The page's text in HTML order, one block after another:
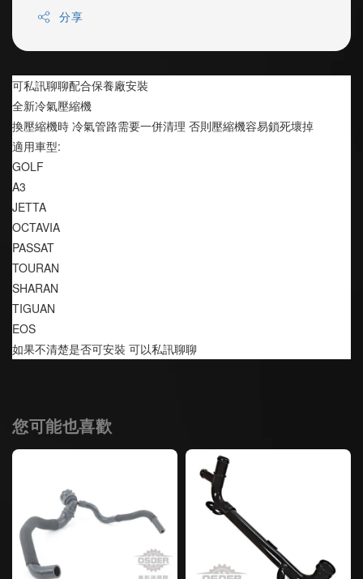
分享
可私訊聊聊配合保養廠安裝
全新冷氣壓縮機
換壓縮機時 冷氣管路需要一併清理 否則壓縮機容易鎖死壞掉
適用車型:
GOLF
A3
JETTA
OCTAVIA
PASSAT
TOURAN
SHARAN
TIGUAN
EOS
如果不清楚是否可安裝 可以私訊聊聊
您可能也喜歡